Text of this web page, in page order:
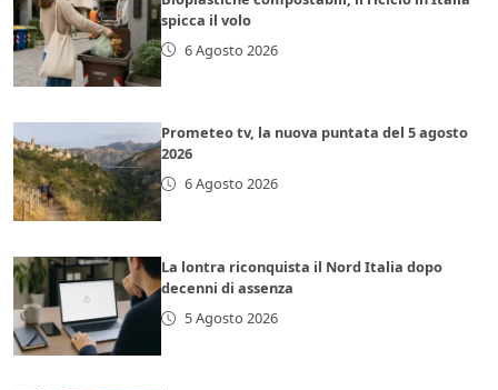
spicca il volo
6 Agosto 2026
Prometeo tv, la nuova puntata del 5 agosto
2026
6 Agosto 2026
La lontra riconquista il Nord Italia dopo
decenni di assenza
5 Agosto 2026